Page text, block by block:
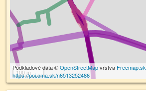
100 m
Podkladové dáta ©OpenStreetMapvrstva Freemap.sk
https://poi.oma.sk/n6513252486